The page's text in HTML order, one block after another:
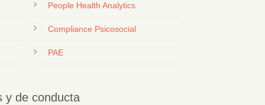
People Health Analytics
Compliance Psicosocial
PAE
y de conducta